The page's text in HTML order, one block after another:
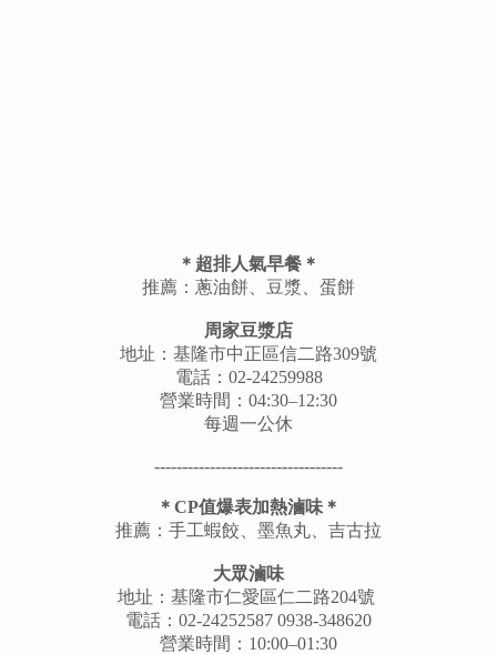
＊超排人氣早餐＊
推薦：蔥油餅、豆漿、蛋餅
周家豆漿店
地址：基隆市中正區信二路309號
電話：02-24259988
營業時間：04:30–12:30
每週一公休
----------------------------------
＊CP值爆表加熱滷味＊
推薦：手工蝦餃、墨魚丸、吉古拉
大眾滷味
地址：基隆市仁愛區仁二路204號
電話：02-24252587 0938-348620
營業時間：10:00–01:30